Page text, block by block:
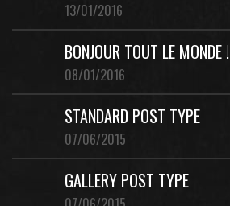
13/01/2016
BONJOUR TOUT LE MONDE !
08/01/2016
STANDARD POST TYPE
07/06/2015
GALLERY POST TYPE